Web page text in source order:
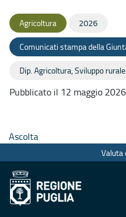
Agricoltura 2026
Comunicati stampa della
Dip. Agricoltura, Sviluppo
Pubblicato il 12 maggio 2026
Ascolta
Valuta